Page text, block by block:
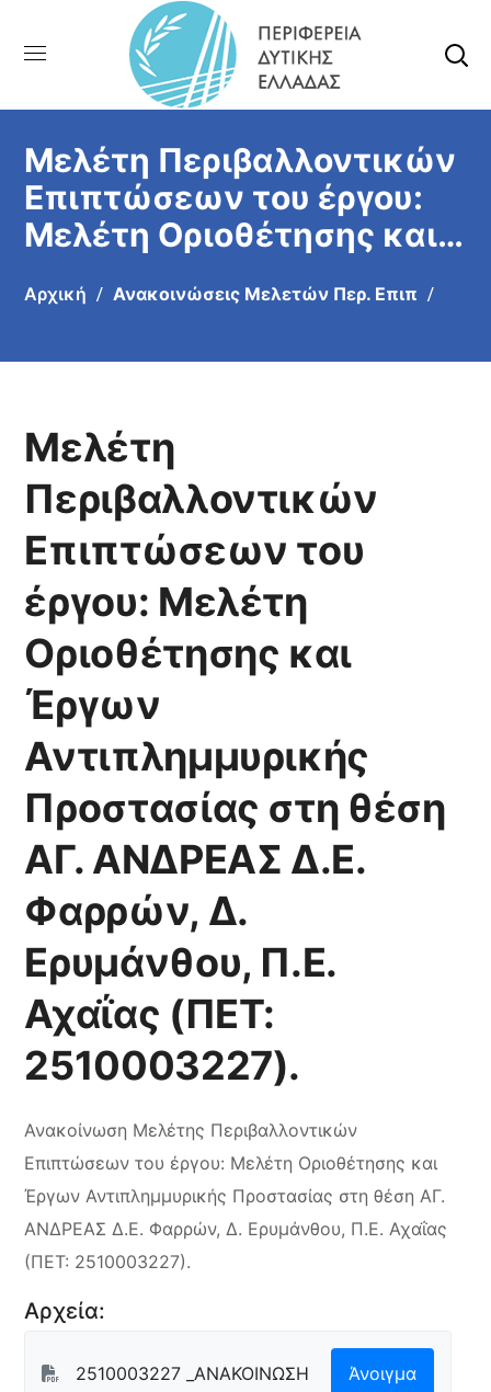
Μελέτη Περιβαλλοντικών
Επιπτώσεων του έργου:
Μελέτη Οριοθέτησης και
Προστασίας στη θέση ΑΓ.
(ΠΕΤ: 2510003227).
Αρχική Ανακοινώσεις Μελετών Περ. Επιπ
Μελέτη
Περιβαλλοντικών
Επιπτώσεων του
έργου: Μελέτη
Οριοθέτησης και
Έργων
Αντιπλημμυρικής
Προστασίας στη θέση
ΑΓ. ΑΝΔΡΕΑΣ Δ.Ε.
Φαρρών, Δ.
Ερυμάνθου, Π.Ε.
Αχαΐας (ΠΕΤ:
2510003227).
Ανακοίνωση Μελέτης Περιβαλλοντικών
Επιπτώσεων του έργου: Μελέτη Οριοθέτησης και
Έργων Αντιπλημμυρικής Προστασίας στη θέση ΑΓ.
ΑΝΔΡΕΑΣ Δ.Ε. Φαρρών, Δ. Ερυμάνθου, Π.Ε. Αχαΐας
(ΠΕΤ: 2510003227).
Αρχεία:
2510003227 _ΑΝΑΚΟΙΝΩΣΗ Άνοιγμα